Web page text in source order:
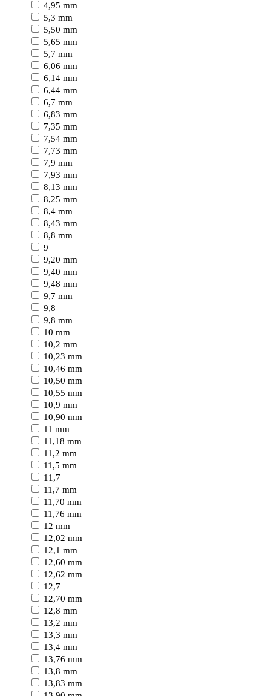
4,95 mm
5,3 mm
5,50 mm
5,65 mm
5,7 mm
6,06 mm
6,14 mm
6,44 mm
6,7 mm
6,83 mm
7,35 mm
7,54 mm
7,73 mm
7,9 mm
7,93 mm
8,13 mm
8,25 mm
8,4 mm
8,43 mm
8,8 mm
9
9,20 mm
9,40 mm
9,48 mm
9,7 mm
9,8
9,8 mm
10 mm
10,2 mm
10,23 mm
10,46 mm
10,50 mm
10,55 mm
10,9 mm
10,90 mm
11 mm
11,18 mm
11,2 mm
11,5 mm
11,7
11,7 mm
11,70 mm
11,76 mm
12 mm
12,02 mm
12,1 mm
12,60 mm
12,62 mm
12,7
12,70 mm
12,8 mm
13,2 mm
13,3 mm
13,4 mm
13,76 mm
13,8 mm
13,83 mm